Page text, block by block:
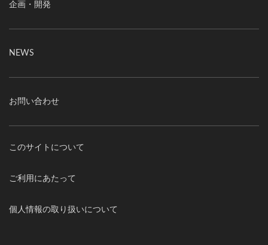
企画・開発
NEWS
お問い合わせ
このサイトについて
ご利用にあたって
個人情報の取り扱いについて